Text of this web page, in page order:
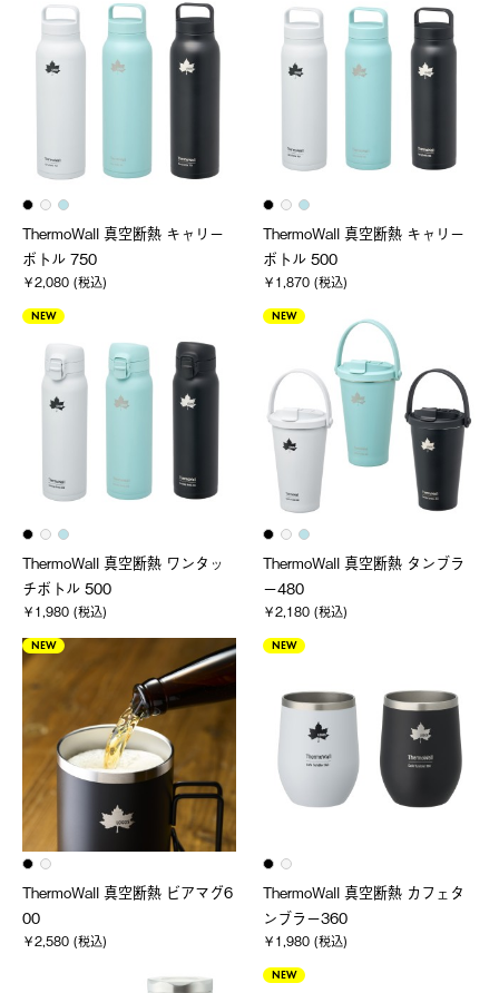
ThermoWall 真空断熱 キャリー
ボトル 750
￥2,080 (税込)
ThermoWall 真空断熱 キャリー
ボトル 500
￥1,870 (税込)
NEW
ThermoWall 真空断熱 ワンタッ
チボトル 500
￥1,980 (税込)
NEW
ThermoWall 真空断熱 タンブラ
ー480
￥2,180 (税込)
NEW
ThermoWall 真空断熱 ビアマグ6
00
￥2,580 (税込)
NEW
ThermoWall 真空断熱 カフェタ
ンブラー360
￥1,980 (税込)
NEW